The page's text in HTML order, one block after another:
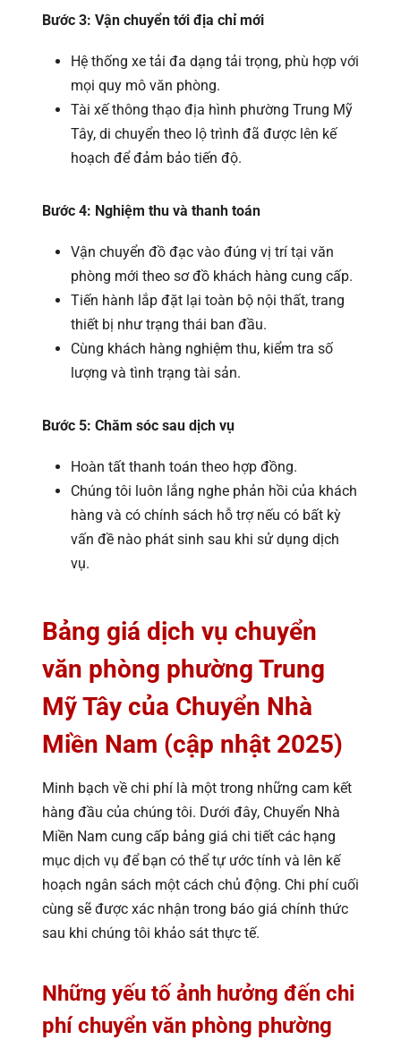
Bước 3: Vận chuyển tới địa chỉ mới
Hệ thống xe tải đa dạng tải trọng, phù hợp với
mọi quy mô văn phòng.
Tài xế thông thạo địa hình phường Trung Mỹ
Tây, di chuyển theo lộ trình đã được lên kế
hoạch để đảm bảo tiến độ.
Bước 4: Nghiệm thu và thanh toán
Vận chuyển đồ đạc vào đúng vị trí tại văn
phòng mới theo sơ đồ khách hàng cung cấp.
Tiến hành lắp đặt lại toàn bộ nội thất, trang
thiết bị như trạng thái ban đầu.
Cùng khách hàng nghiệm thu, kiểm tra số
lượng và tình trạng tài sản.
Bước 5: Chăm sóc sau dịch vụ
Hoàn tất thanh toán theo hợp đồng.
Chúng tôi luôn lắng nghe phản hồi của khách
hàng và có chính sách hỗ trợ nếu có bất kỳ
vấn đề nào phát sinh sau khi sử dụng dịch
vụ.
Bảng giá dịch vụ chuyển
văn phòng phường Trung
Mỹ Tây của Chuyển Nhà
Miền Nam (cập nhật 2025)
Minh bạch về chi phí là một trong những cam kết
hàng đầu của chúng tôi. Dưới đây, Chuyển Nhà
Miền Nam cung cấp bảng giá chi tiết các hạng
mục dịch vụ để bạn có thể tự ước tính và lên kế
hoạch ngân sách một cách chủ động. Chi phí cuối
cùng sẽ được xác nhận trong báo giá chính thức
sau khi chúng tôi khảo sát thực tế.
Những yếu tố ảnh hưởng đến chi
phí chuyển văn phòng phường